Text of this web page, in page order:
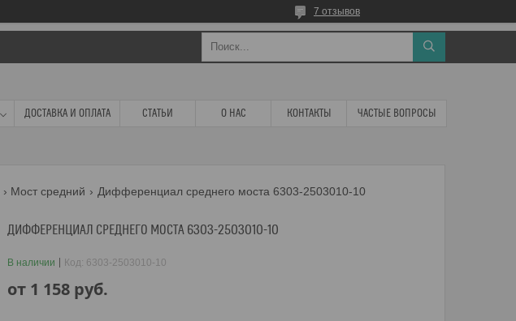
7 отзывов
ДОСТАВКА И ОПЛАТА СТАТЬИ О НАС КОНТАКТЫ ЧАСТЫЕ ВОПРОСЫ
Мост средний Дифференциал среднего моста 6303-2503010-10
ДИФФЕРЕНЦИАЛ СРЕДНЕГО МОСТА 6303-2503010-10
В наличии Код: 6303-2503010-10
от 1 158 руб.